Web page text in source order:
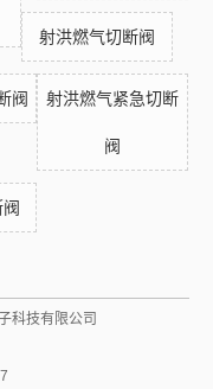
射洪燃气切断阀
阀 射洪燃气紧急切断
阀
科技有限公司